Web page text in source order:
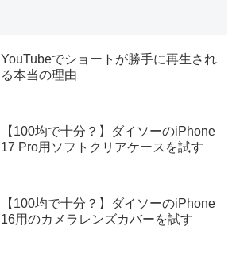
YouTubeでショートが勝手に再生され
る本当の理由
【100均で十分？】ダイソーのiPhone
17 Pro用ソフトクリアケースを試す
【100均で十分？】ダイソーのiPhone
16用のカメラレンズカバーを試す